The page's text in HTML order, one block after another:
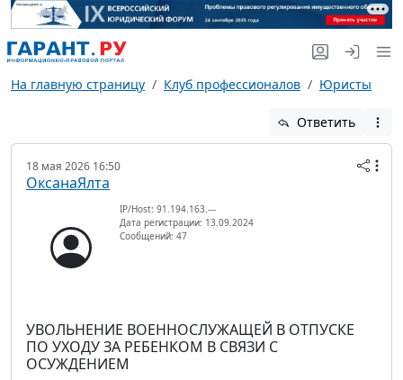
На главную страницу Клуб профессионалов Юристы
Ответить
18 мая 2026 16:50
ОксанаЯлта
IP/Host: 91.194.163.---
Дата регистрации: 13.09.2024
Сообщений: 47
УВОЛЬНЕНИЕ ВОЕННОСЛУЖАЩЕЙ В ОТПУСКЕ
ПО УХОДУ ЗА РЕБЕНКОМ В СВЯЗИ С
ОСУЖДЕНИЕМ